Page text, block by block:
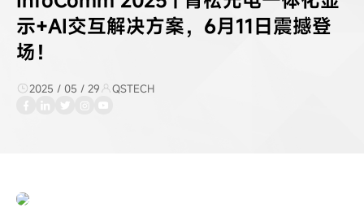
示+AI交互解决方案，6月11日震撼登
场！
2025 / 05 / 29 QSTECH